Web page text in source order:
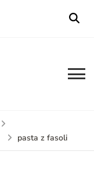
pasta z fasoli